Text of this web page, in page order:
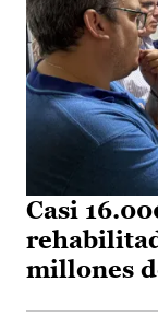
Casi
millones